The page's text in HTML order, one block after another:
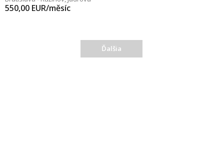
550,00 EUR/měsíc
Ďalšia